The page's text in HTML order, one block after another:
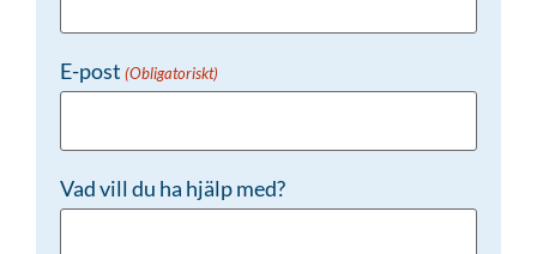
E-post (Obligatoriskt)
Vad vill du ha hjälp med?